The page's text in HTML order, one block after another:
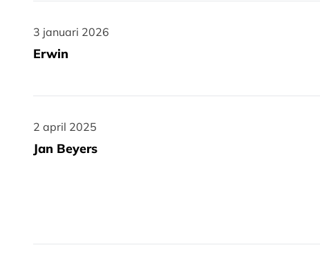
3 januari 2026
3 januari 2026
Erwin
2 april 2025
2 april 2025
Jan Beyers